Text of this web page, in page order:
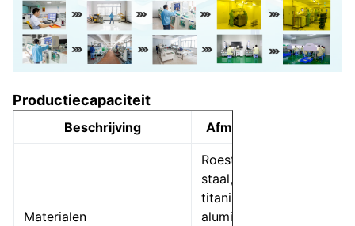
Productiecapaciteit
Beschrijving Afmetingen
Materialen
Roestvrij
staal, koper,
titanium,
aluminium,